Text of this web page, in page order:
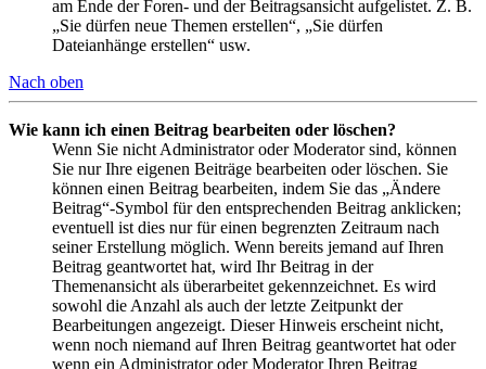
am Ende der Foren- und der Beitragsansicht aufgelistet. Z. B.
„Sie dürfen neue Themen erstellen“, „Sie dürfen
Dateianhänge erstellen“ usw.
Nach oben
Wie kann ich einen Beitrag bearbeiten oder löschen?
Wenn Sie nicht Administrator oder Moderator sind, können
Sie nur Ihre eigenen Beiträge bearbeiten oder löschen. Sie
können einen Beitrag bearbeiten, indem Sie das „Ändere
Beitrag“-Symbol für den entsprechenden Beitrag anklicken;
eventuell ist dies nur für einen begrenzten Zeitraum nach
seiner Erstellung möglich. Wenn bereits jemand auf Ihren
Beitrag geantwortet hat, wird Ihr Beitrag in der
Themenansicht als überarbeitet gekennzeichnet. Es wird
sowohl die Anzahl als auch der letzte Zeitpunkt der
Bearbeitungen angezeigt. Dieser Hinweis erscheint nicht,
wenn noch niemand auf Ihren Beitrag geantwortet hat oder
wenn ein Administrator oder Moderator Ihren Beitrag